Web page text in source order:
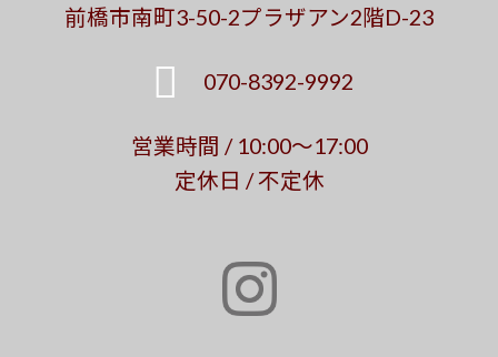
前橋市南町3-50-2プラザアン2階D-23
070-8392-9992
営業時間 / 10:00～17:00
定休日 / 不定休